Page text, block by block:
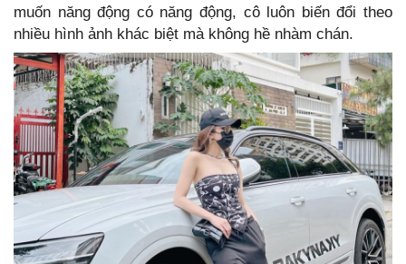
muốn năng động có năng động, cô luôn biến đổi theo
nhiều hình ảnh khác biệt mà không hề nhàm chán.